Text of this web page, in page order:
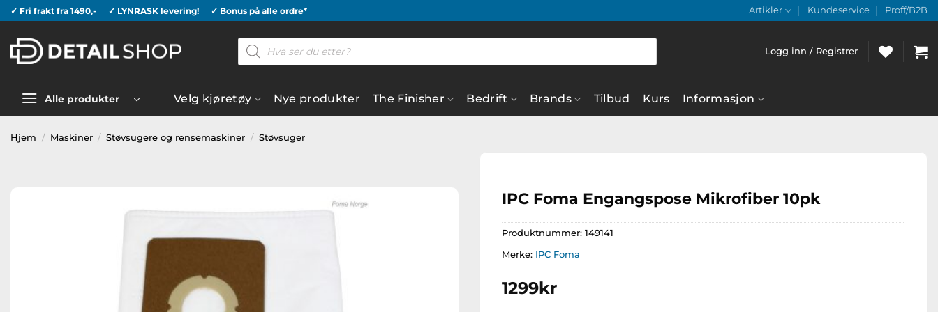
Skip
to
content
✓ Fri frakt fra 1490,- ✓ LYNRASK levering! ✓ Bonus på alle ordre* Artikler Kundeservice Proff/B2B
Products
search
Logg inn / Registrer
Alle produkter Velg kjøretøy Nye produkter The Finisher Bedrift Brands Tilbud Kurs Informasjon
Hjem / Maskiner / Støvsugere og rensemaskiner / Støvsuger
IPC Foma Engangspose Mikrofiber 10pk
Produktnummer:149141
Merke: IPC Foma
1299kr